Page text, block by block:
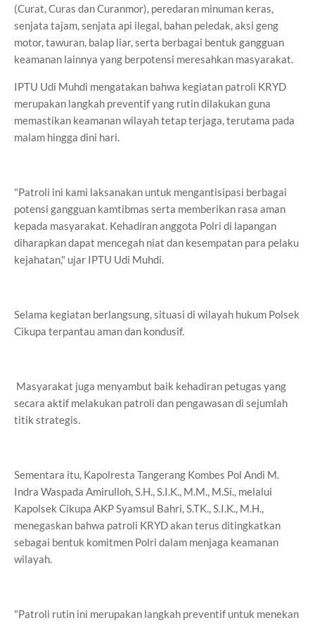
(Curat, Curas dan Curanmor), peredaran minuman keras,
senjata tajam, senjata api ilegal, bahan peledak, aksi geng
motor, tawuran, balap liar, serta berbagai bentuk gangguan
keamanan lainnya yang berpotensi meresahkan masyarakat.
IPTU Udi Muhdi mengatakan bahwa kegiatan patroli KRYD
merupakan langkah preventif yang rutin dilakukan guna
memastikan keamanan wilayah tetap terjaga, terutama pada
malam hingga dini hari.
"Patroli ini kami laksanakan untuk mengantisipasi berbagai
potensi gangguan kamtibmas serta memberikan rasa aman
kepada masyarakat. Kehadiran anggota Polri di lapangan
diharapkan dapat mencegah niat dan kesempatan para pelaku
kejahatan," ujar IPTU Udi Muhdi.
Selama kegiatan berlangsung, situasi di wilayah hukum Polsek
Cikupa terpantau aman dan kondusif.
Masyarakat juga menyambut baik kehadiran petugas yang
secara aktif melakukan patroli dan pengawasan di sejumlah
titik strategis.
Sementara itu, Kapolresta Tangerang Kombes Pol Andi M.
Indra Waspada Amirulloh, S.H., S.I.K., M.M., M.Si., melalui
Kapolsek Cikupa AKP Syamsul Bahri, S.TK., S.I.K., M.H.,
menegaskan bahwa patroli KRYD akan terus ditingkatkan
sebagai bentuk komitmen Polri dalam menjaga keamanan
wilayah.
"Patroli rutin ini merupakan langkah preventif untuk menekan